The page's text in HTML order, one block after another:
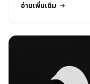
Digital Public
อ่านเพิ่มเติม